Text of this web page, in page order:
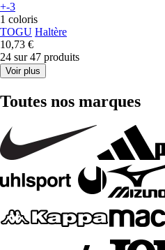
+-3
1 coloris
TOGU Haltère
10,73 €
24 sur 47 produits
Voir plus
Toutes nos marques